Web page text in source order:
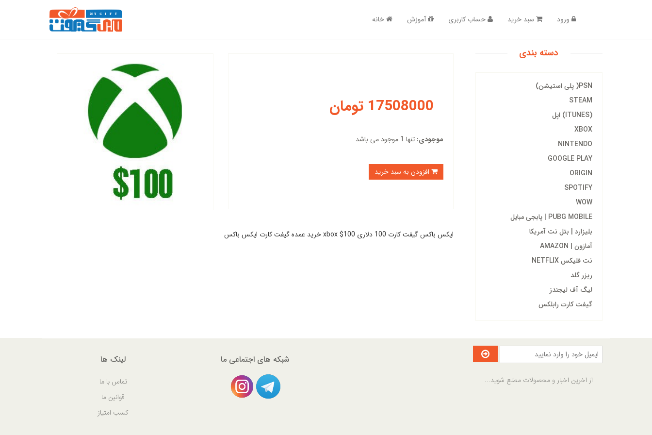
خانه آموزش حساب کاربری سبد خرید ورود
دسته بندی
PSN( پلی استیشن)
STEAM
(ITUNES) اپل
XBOX
NINTENDO
GOOGLE PLAY
ORIGIN
SPOTIFY
WOW
PUBG MOBILE | پابجی مبایل
بلیزارد | بتل نت آمریکا
آمازون | AMAZON
نت فلیکس NETFLIX
ریزر گلد
لیگ آف لیجندز
گیفت کارت رابلکس
17508000 تومان
موجودی: تنها 1 موجود می باشد
افزودن به سبد خرید
ایکس باکس گیفت کارت 100 دلاری xbox $100 خرید عمده گیفت کارت ایکس باکس
لینک ها
تماس با ما
قوانین ما
کسب امتیاز
شبکه های اجتماعی ما
از اخرین اخبار و محصولات مطلع شوید...